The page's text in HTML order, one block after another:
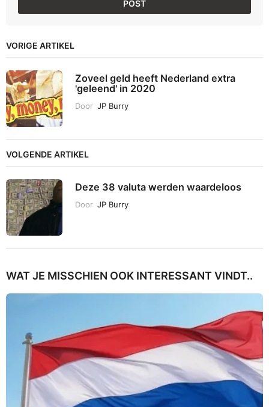
VORIGE ARTIKEL
Zoveel geld heeft Nederland extra
'geleend' in 2020
Door JP Burry
VOLGENDE ARTIKEL
Deze 38 valuta werden waardeloos
Door JP Burry
WAT JE MISSCHIEN OOK INTERESSANT VINDT..